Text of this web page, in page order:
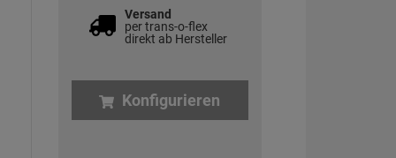
Versand
per trans-o-flex
direkt ab Hersteller
Konfigurieren